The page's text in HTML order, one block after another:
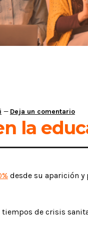
— Deja un comentario
la
desde su aparición y
tiempos de crisis